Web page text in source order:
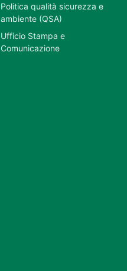
Politica qualità sicurezza e
ambiente (QSA)
Ufficio Stampa e
Comunicazione